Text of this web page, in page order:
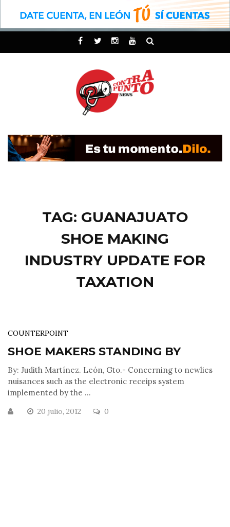
TAG: GUANAJUATO
SHOE MAKING
INDUSTRY UPDATE FOR
TAXATION
COUNTERPOINT
SHOE MAKERS STANDING BY
By: Judith Martínez. León, Gto.- Concerning to newlies
nuisances such as the electronic receips system
implemented by the ...
20 julio, 2012 0